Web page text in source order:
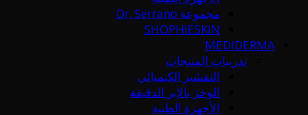
مجموعة Dr. Serrano
SHOPHIESKIN
MEDIDERMA
تدريبات المنتجات
التقشير الكيميائي
الوخز بالإبر الدقيقة
الأجهزة الطبية